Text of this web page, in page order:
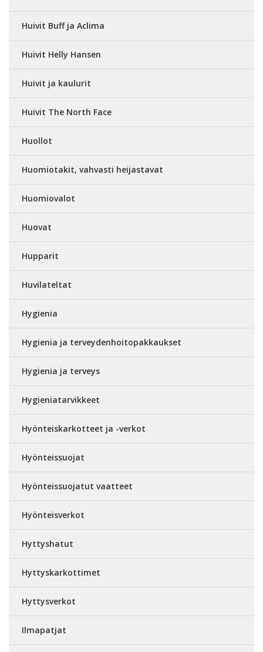
Huivit Buff ja Aclima
Huivit Helly Hansen
Huivit ja kaulurit
Huivit The North Face
Huollot
Huomiotakit, vahvasti heijastavat
Huomiovalot
Huovat
Hupparit
Huvilateltat
Hygienia
Hygienia ja terveydenhoitopakkaukset
Hygienia ja terveys
Hygieniatarvikkeet
Hyönteiskarkotteet ja -verkot
Hyönteissuojat
Hyönteissuojatut vaatteet
Hyönteisverkot
Hyttyshatut
Hyttyskarkottimet
Hyttysverkot
Ilmapatjat